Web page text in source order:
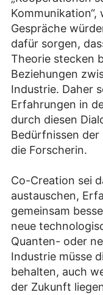
Gespräche
dafür sorgen,
Theorie stecken
Beziehungen
Industrie. Daher
Erfahrungen in
durch diesen
Bedürfnissen der
die Forscherin.
Co-Creation sei
austauschen,
gemeinsam
neue
Quanten- oder
Industrie müsse
behalten, auch
der Zukunft